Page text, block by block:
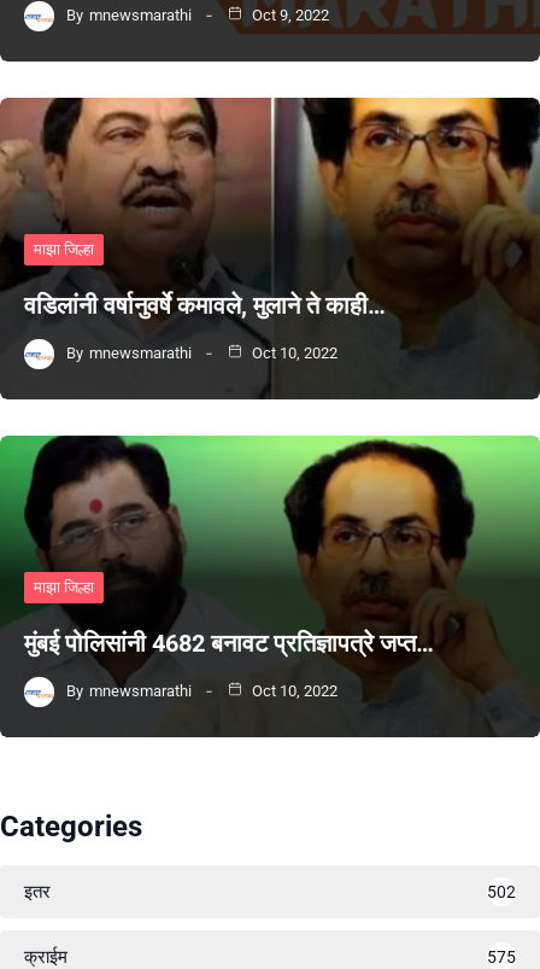
By mnewsmarathi Oct 9, 2022
माझा जिल्हा
वडिलांनी वर्षानुवर्षे कमावले, मुलाने ते काही…
By mnewsmarathi Oct 10, 2022
माझा जिल्हा
मुंबई पोलिसांनी 4682 बनावट प्रतिज्ञापत्रे जप्त…
By mnewsmarathi Oct 10, 2022
Categories
इतर 502
क्राईम 575